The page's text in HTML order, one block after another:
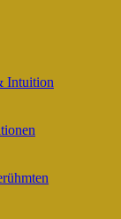
Intuition